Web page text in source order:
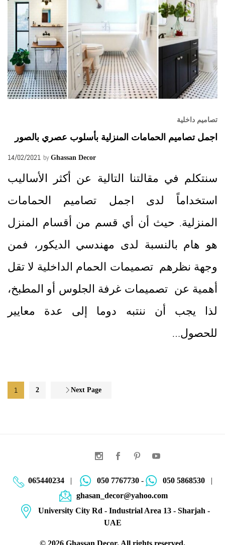
تصاميم داخلية
اجمل تصاميم الحمامات المنزلية بأسلوب عصري بالصور
14/02/2021 by Ghassan Decor
سنتكلم في مقالتنا التالية عن أكثر الأساليب
استخداماً لدى اجمل تصاميم الحمامات
المنزلية. حيث أن أي قسم من أقسام المنزل
هو هام بالنسبة لدى مهندسي الديكور، فمن
وجهة نظرهم تصميمات الحمام الداخلية لا تقل
أهمية عن تصميمات غرفة الجلوس أو المطبخ،
لذا يجب أن ننتبه دوما إلى عدة معايير
للحصول…
1 2 Next Page
065440234| 050 7767730- 050 5868530|
ghasan_decor@yahoo.com
University City Rd - Industrial Area 13 - Sharjah -
UAE